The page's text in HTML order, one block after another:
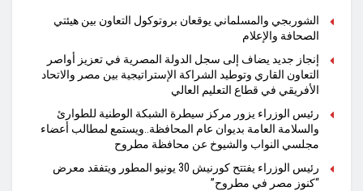
الشوربجي والمسلماني يوقعان بروتوكول التعاون بين هيئتي
الصحافة والإعلام
​إنجاز جديد يضاف إلى سجل الدولة المصرية في تعزيز أواصر
التعاون القاري وتوطيد الشراكة الإستراتيجية بين مصر والاتحاد
الأفريقي في قطاع التعليم العالي
رئيس الوزراء يزور مركز سيطرة الشبكة الوطنية للطوارئ
والسلامة العامة بديوان عام المحافظة..ويستمع لمطالب أعضاء
مجلسي النواب والشيوخ عن محافظة مطروح
رئيس الوزراء يفتتح كورنيش 30 يونيو المطور ويتفقد معرض
“كنوز مصر في مطروح”